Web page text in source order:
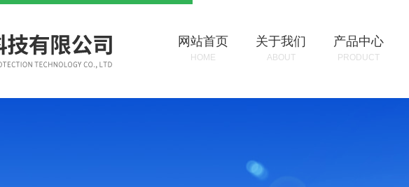
网站首页
HOME
关于我们
ABOUT
产品中心
PRODUCT